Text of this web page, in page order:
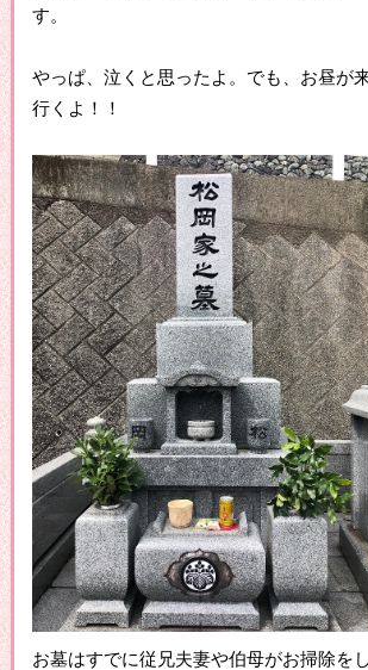
す。
やっぱ、泣くと思ったよ。でも、お昼が
行くよ！！
お墓はすでに従兄夫妻や伯母がお掃除を